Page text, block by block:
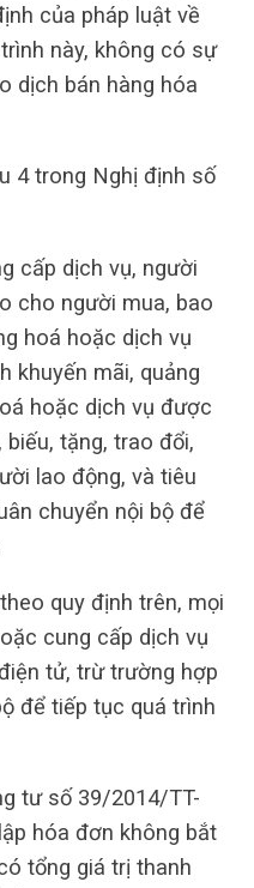
của pháp luật về
này, không có sự
dịch bán hàng hóa
4 trong Nghị định số
cấp dịch vụ, người
cho người mua, bao
hoá hoặc dịch vụ
khuyến mãi, quảng
hoặc dịch vụ được
tặng, trao đổi,
lao động, và tiêu
chuyển nội bộ để
quy định trên, mọi
cung cấp dịch vụ
tử, trừ trường hợp
để tiếp tục quá trình
tư số 39/2014/TT-
hóa đơn không bắt
tổng giá trị thanh